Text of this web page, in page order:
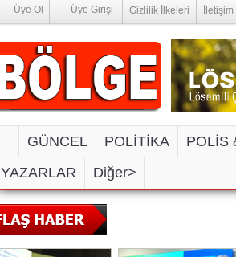
Üye Ol Üye Girişi Gizlilik İlkeleri İletişim
GÜNCEL POLİTİKA
POLİS
YAZARLAR
Diğer>